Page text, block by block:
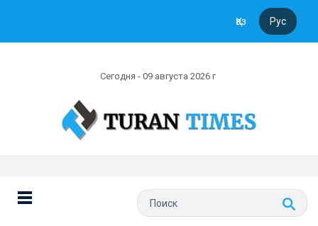
Қаз Рус
Сегодня - 09 августа 2026 г